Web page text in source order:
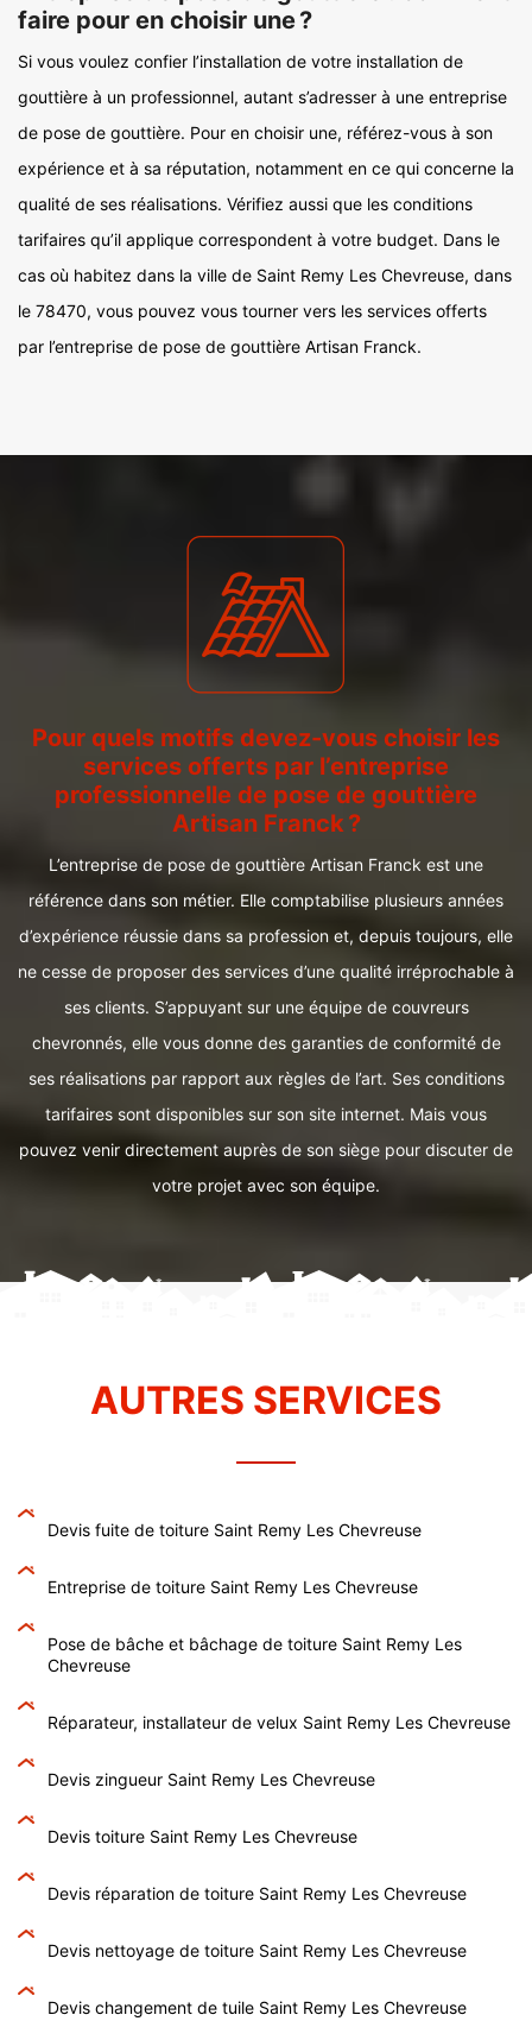
faire pour en choisir une ?
Si vous voulez confier l’installation de votre installation de
gouttière à un professionnel, autant s’adresser à une entreprise
de pose de gouttière. Pour en choisir une, référez-vous à son
expérience et à sa réputation, notamment en ce qui concerne la
qualité de ses réalisations. Vérifiez aussi que les conditions
tarifaires qu’il applique correspondent à votre budget. Dans le
cas où habitez dans la ville de Saint Remy Les Chevreuse, dans
le 78470, vous pouvez vous tourner vers les services offerts
par l’entreprise de pose de gouttière Artisan Franck.
Pour quels motifs devez-vous choisir les
services offerts par l’entreprise
professionnelle de pose de gouttière
Artisan Franck ?
L’entreprise de pose de gouttière Artisan Franck est une
référence dans son métier. Elle comptabilise plusieurs années
d’expérience réussie dans sa profession et, depuis toujours, elle
ne cesse de proposer des services d’une qualité irréprochable à
ses clients. S’appuyant sur une équipe de couvreurs
chevronnés, elle vous donne des garanties de conformité de
ses réalisations par rapport aux règles de l’art. Ses conditions
tarifaires sont disponibles sur son site internet. Mais vous
pouvez venir directement auprès de son siège pour discuter de
votre projet avec son équipe.
AUTRES SERVICES
Devis fuite de toiture Saint Remy Les Chevreuse
Entreprise de toiture Saint Remy Les Chevreuse
Pose de bâche et bâchage de toiture Saint Remy Les
Chevreuse
Réparateur, installateur de velux Saint Remy Les Chevreuse
Devis zingueur Saint Remy Les Chevreuse
Devis toiture Saint Remy Les Chevreuse
Devis réparation de toiture Saint Remy Les Chevreuse
Devis nettoyage de toiture Saint Remy Les Chevreuse
Devis changement de tuile Saint Remy Les Chevreuse